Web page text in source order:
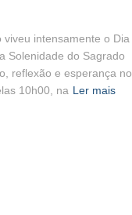
intensamente o Dia
Solenidade do Sagrado
reflexão e esperança no
10h00, na Ler mais